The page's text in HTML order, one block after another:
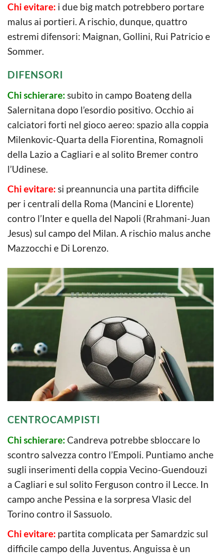
Chi evitare: i due big match potrebbero portare
malus ai portieri. A rischio, dunque, quattro
estremi difensori: Maignan, Gollini, Rui Patricio e
Sommer.
DIFENSORI
Chi schierare: subito in campo Boateng della
Salernitana dopo l’esordio positivo. Occhio ai
calciatori forti nel gioco aereo: spazio alla coppia
Milenkovic-Quarta della Fiorentina, Romagnoli
della Lazio a Cagliari e al solito Bremer contro
l’Udinese.
Chi evitare: si preannuncia una partita difficile
per i centrali della Roma (Mancini e Llorente)
contro l’Inter e quella del Napoli (Rrahmani-Juan
Jesus) sul campo del Milan. A rischio malus anche
Mazzocchi e Di Lorenzo.
CENTROCAMPISTI
Chi schierare: Candreva potrebbe sbloccare lo
scontro salvezza contro l’Empoli. Puntiamo anche
sugli inserimenti della coppia Vecino-Guendouzi
a Cagliari e sul solito Ferguson contro il Lecce. In
campo anche Pessina e la sorpresa Vlasic del
Torino contro il Sassuolo.
Chi evitare: partita complicata per Samardzic sul
difficile campo della Juventus. Anguissa è un